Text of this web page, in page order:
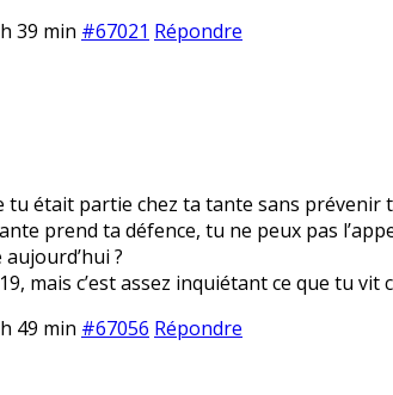
39 min #67021 Répondre
tu était partie chez ta tante sans
prend ta défence, tu ne peux pas
?
mais c’est assez inquiétant ce que tu vit
49 min #67056 Répondre